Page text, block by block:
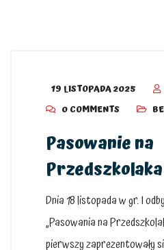
19 LISTOPADA 2025
0 COMMENTS
Pasowanie na
Dnia 18 listopada w gr. I
„Pasowania na
pierwszy zaprezentowały